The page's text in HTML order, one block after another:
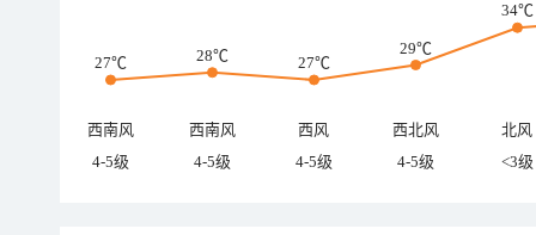
27℃ 28℃ 27℃
29℃
34℃
西南风 西南风 西风 西北风
北风
4-5级
4-5级 4-5级 4-5级 <3级